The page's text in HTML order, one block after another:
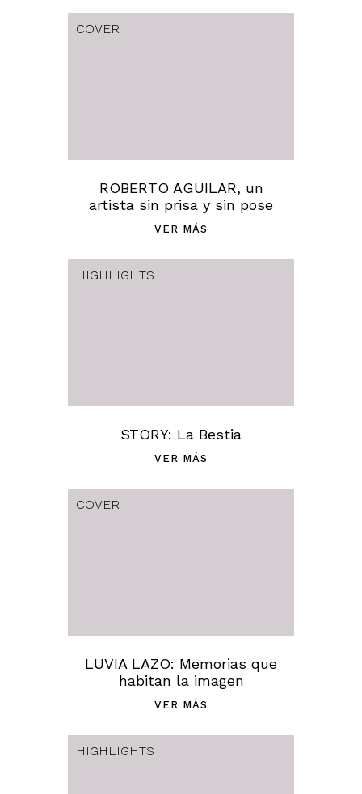
COVER
ROBERTO AGUILAR, un
artista sin prisa y sin pose
VER MÁS
HIGHLIGHTS
STORY: La Bestia
VER MÁS
COVER
LUVIA LAZO: Memorias que
habitan la imagen
VER MÁS
HIGHLIGHTS